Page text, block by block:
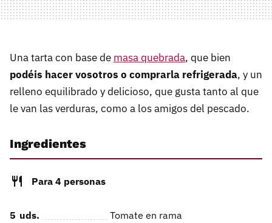
Una tarta con base de masa quebrada, que bien
podéis hacer vosotros o comprarla refrigerada, y un
relleno equilibrado y delicioso, que gusta tanto al que
le van las verduras, como a los amigos del pescado.
Ingredientes
Para 4 personas
5 uds.
Tomate en rama